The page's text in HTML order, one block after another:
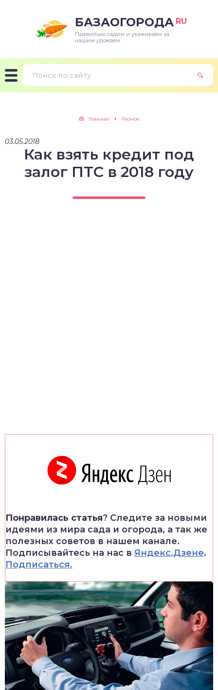
БАЗАОГОРОДА RU
Правильно садим и ухаживаем за
нашим урожаем.
Главная Разное
03.05.2018
Как взять кредит под
залог ПТС в 2018 году
Понравилась статья? Следите за новыми
идеями из мира сада и огорода, а так же
полезных советов в нашем канале.
Подписывайтесь на нас в Яндекс.Дзене.
Подписаться.